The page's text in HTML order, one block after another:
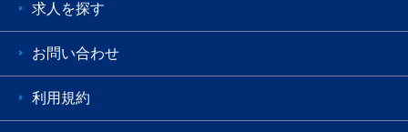
求人を探す
お問い合わせ
利用規約